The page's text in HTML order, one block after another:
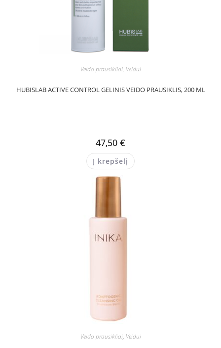
Veido prausikliai, Veidui
HUBISLAB ACTIVE CONTROL GELINIS VEIDO PRAUSIKLIS, 200 ML
47,50 €
Į krepšelį
Veido prausikliai, Veidui